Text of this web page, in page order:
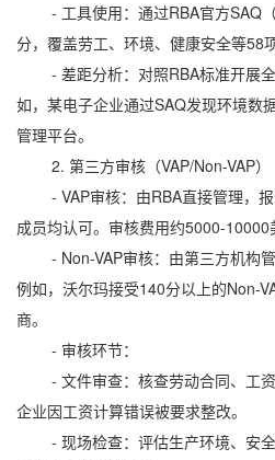
- 工具使用：通过RBA官方SAQ（
分，覆盖劳工、环境、健康安全等58
- 差距分析：对照RBA标准开展全
如，某电子企业通过SAQ发现环境数
管理平台。
2. 第三方审核（VAP/Non-VAP）
- VAP审核：由RBA直接管理，报
成员均认可。审核费用约5000-10000
- Non-VAP审核：由第三方机构管
例如，沃尔玛接受140分以上的Non-
商。
- 审核环节：
- 文件审查：核查劳动合同、工资
企业因工资计算错误被要求整改。
- 现场检查：评估生产环境、安全